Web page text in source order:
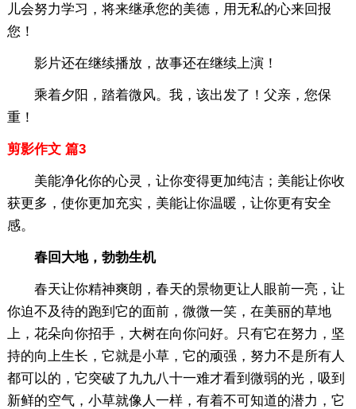
儿会努力学习，将来继承您的美德，用无私的心来回报
您！
影片还在继续播放，故事还在继续上演！
乘着夕阳，踏着微风。我，该出发了！父亲，您保
重！
剪影作文 篇3
美能净化你的心灵，让你变得更加纯洁；美能让你收
获更多，使你更加充实，美能让你温暖，让你更有安全
感。
春回大地，勃勃生机
春天让你精神爽朗，春天的景物更让人眼前一亮，让
你迫不及待的跑到它的面前，微微一笑，在美丽的草地
上，花朵向你招手，大树在向你问好。只有它在努力，坚
持的向上生长，它就是小草，它的顽强，努力不是所有人
都可以的，它突破了九九八十一难才看到微弱的光，吸到
新鲜的空气，小草就像人一样，有着不可知道的潜力，它